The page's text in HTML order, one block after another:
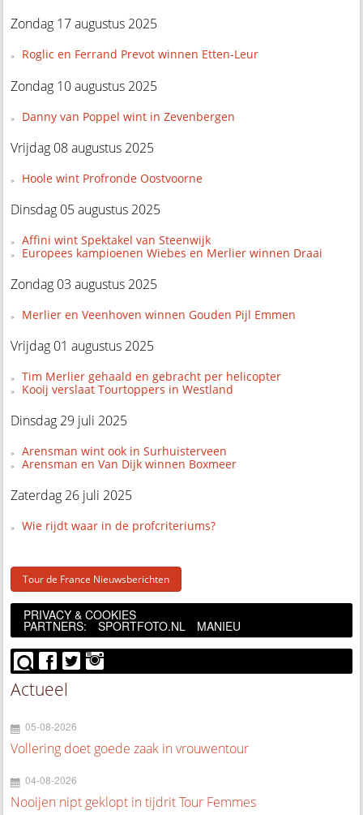
Zondag 17 augustus 2025
Roglic en Ferrand Prevot winnen Etten-Leur
Zondag 10 augustus 2025
Danny van Poppel wint in Zevenbergen
Vrijdag 08 augustus 2025
Hoole wint Profronde Oostvoorne
Dinsdag 05 augustus 2025
Affini wint Spektakel van Steenwijk
Europees kampioenen Wiebes en Merlier winnen Draai
Zondag 03 augustus 2025
Merlier en Veenhoven winnen Gouden Pijl Emmen
Vrijdag 01 augustus 2025
Tim Merlier gehaald en gebracht per helicopter
Kooij verslaat Tourtoppers in Westland
Dinsdag 29 juli 2025
Arensman wint ook in Surhuisterveen
Arensman en Van Dijk winnen Boxmeer
Zaterdag 26 juli 2025
Wie rijdt waar in de profcriteriums?
Tour de France Nieuwsberichten
PRIVACY & COOKIES
PARTNERS: SPORTFOTO.NL MANIEU
Actueel
05-08-2026
Vollering doet goede zaak in vrouwentour
04-08-2026
Nooijen nipt geklopt in tijdrit Tour Femmes